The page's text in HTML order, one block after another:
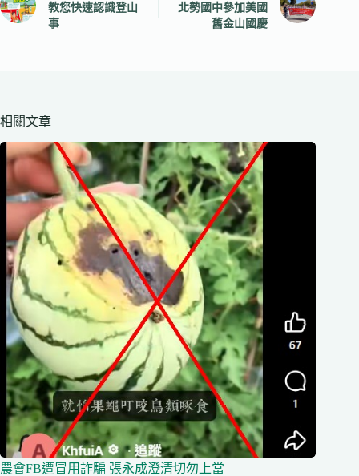
教您快速認識登山
事
北勢國中參加美國
舊金山國慶
相關文章
農會FB遭冒用詐騙 張永成澄清切勿上當